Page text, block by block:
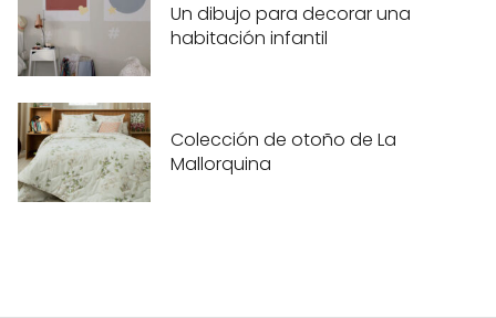
Un dibujo para decorar una
habitación infantil
Colección de otoño de La
Mallorquina